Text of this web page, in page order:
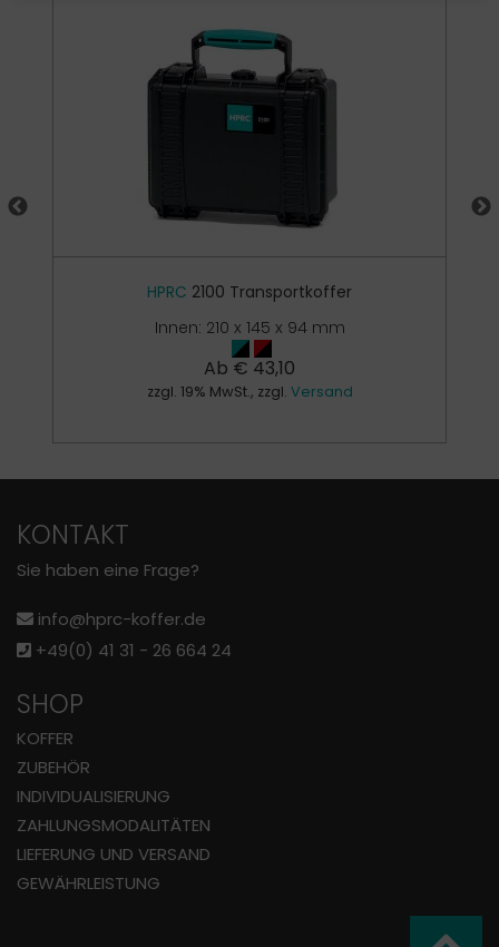
HPRC 2100 Transportkoffer
Innen: 210 x 145 x 94 mm
Ab € 43,10
zzgl. 19% MwSt., zzgl. Versand
KONTAKT
Sie haben eine Frage?
info@hprc-koffer.de
+49(0) 41 31 - 26 664 24
SHOP
KOFFER
ZUBEHÖR
INDIVIDUALISIERUNG
ZAHLUNGS­MODALITÄTEN
LIEFERUNG UND VERSAND
GEWÄHRLEISTUNG